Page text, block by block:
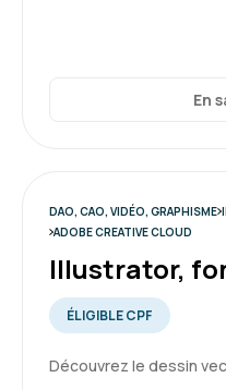
En
DAO, CAO, VIDÉO, GRAPHISME
ADOBE CREATIVE CLOUD
Illustrator,
ÉLIGIBLE CPF
Découvrez le dessin